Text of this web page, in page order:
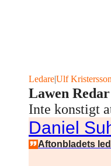
Ledare|Ulf Kristersson
Lawen
Inte konstigt
Daniel
Aftonbladets